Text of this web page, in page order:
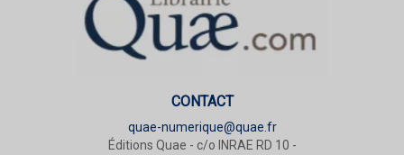
CONTACT
quae-numerique@quae.fr
Éditions Quae - c/o INRAE RD 10 -